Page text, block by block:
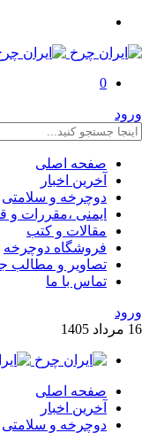
0
ورود
صفحه اصلی
آخرین اخبار
دوچرخه و سلامتی
ایمنی ،مقررات و
مقالات و کتب
فروشگاه دوچرخه
تصاویر و مطالب
تماس با ما
ورود
16 مرداد 1405
صفحه اصلی
آخرین اخبار
دوچرخه و سلامتی